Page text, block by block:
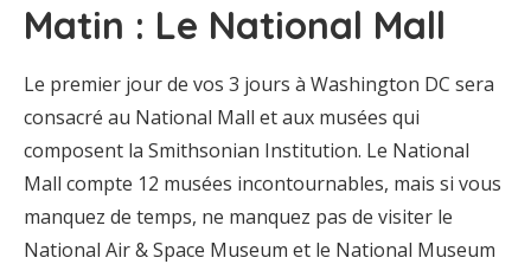
Matin : Le National Mall
Le premier jour de vos 3 jours à Washington DC sera
consacré au National Mall et aux musées qui
composent la Smithsonian Institution. Le National
Mall compte 12 musées incontournables, mais si vous
manquez de temps, ne manquez pas de visiter le
National Air & Space Museum et le National Museum